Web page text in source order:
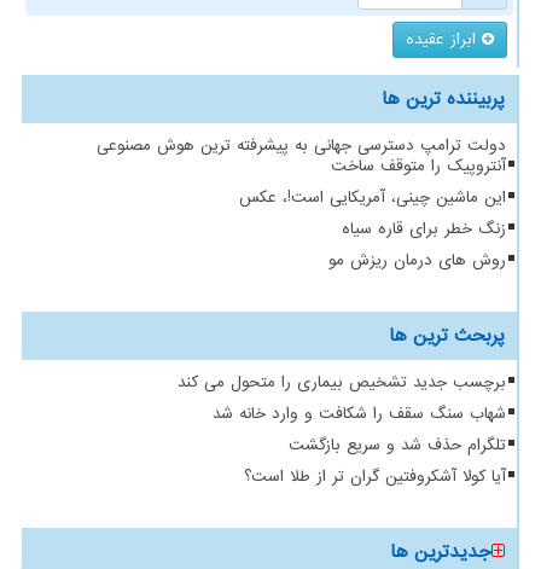
ابراز عقیده
پربیننده ترین ها
دولت ترامپ دسترسی جهانی به پیشرفته ترین هوش مصنوعی
آنتروپیک را متوقف ساخت
این ماشین چینی، آمریکایی است!، عکس
زنگ خطر برای قاره سیاه
روش های درمان ریزش مو
پربحث ترین ها
برچسب جدید تشخیص بیماری را متحول می کند
شهاب سنگ سقف را شکافت و وارد خانه شد
تلگرام حذف شد و سریع بازگشت
آیا کولا آشکروفتین گران تر از طلا است؟
جدیدترین ها